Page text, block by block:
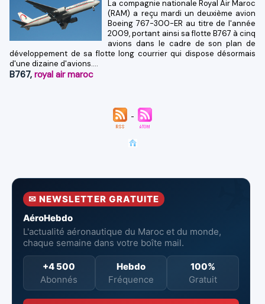
La compagnie nationale Royal Air Maroc
(RAM) a reçu mardi un deuxième avion
Boeing 767-300-ER au titre de l'année
2009, portant ainsi sa flotte B767 à cinq
avions dans le cadre de son plan de
développement de sa flotte long courrier qui dispose désormais
d'une dizaine d'avions....
B767, royal air maroc
✉ NEWSLETTER GRATUITE
AéroHebdo
L'actualité aéronautique du Maroc et du monde,
chaque semaine dans votre boîte mail.
+4 500
Abonnés
Hebdo
Fréquence
100%
Gratuit